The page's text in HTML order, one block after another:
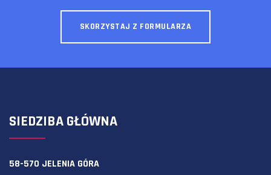
SKORZYSTAJ Z FORMULARZA
SIEDZIBA GŁÓWNA
58-570 JELENIA GÓRA